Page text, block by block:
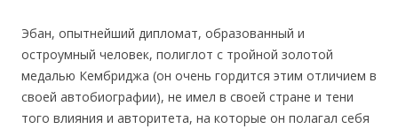
Эбан, опытнейший дипломат, образованный и
остроумный человек, полиглот с тройной золотой
медалью Кембриджа (он очень гордится этим отличием в
своей автобиографии), не имел в своей стране и тени
того влияния и авторитета, на которые он полагал себя